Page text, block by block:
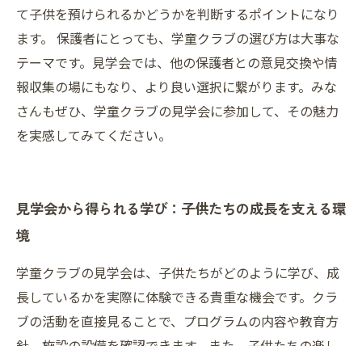
て子供を預けられるかどうかを判断するポイントになり
ます。 保護者にとっても、学童クラブの選び方は大事な
テーマです。見学会では、他の保護者との意見交換や情
報収集の場にもなり、より良い選択に繋がります。みな
さんもぜひ、学童クラブの見学会に参加して、その魅力
を実感してみてください。
見学会から得られる学び：子供たちの成長を支える環
境
学童クラブの見学会は、子供たちがどのように学び、成
長しているかを実際に体験できる貴重な機会です。クラ
ブの活動を直接見ることで、プログラムの内容や教育方